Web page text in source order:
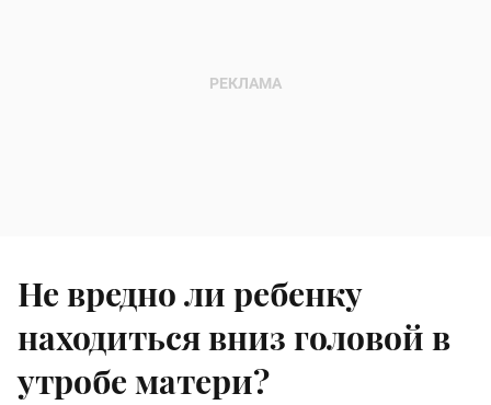
Не вредно ли ребенку
находиться вниз головой в
утробе матери?